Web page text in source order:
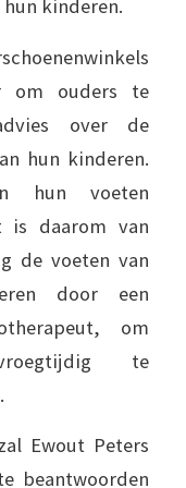
kinderen.
om ouders te
over de
hun kinderen.
hun voeten
is daarom van
de voeten van
door een
om
te
Ewout Peters
beantwoorden